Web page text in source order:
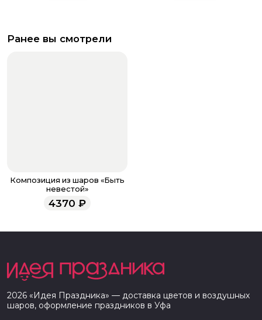
Ранее вы смотрели
Композиция из шаров «Быть
невестой»
4370 ₽
2026 « Идея Праздника» — доставка цветов и воздушных
шаров, оформление праздников в Уфа